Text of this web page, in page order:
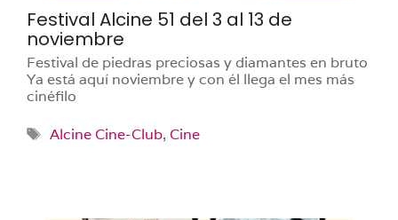
Festival Alcine 51 del 3 al 13 de
noviembre
Festival de piedras preciosas y diamantes en bruto
Ya está aquí noviembre y con él llega el mes más
cinéfilo
Etiquetas
Alcine Cine-Club, Cine